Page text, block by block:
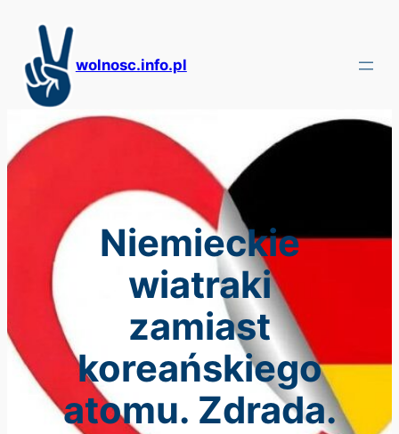
treści
wolnosc.info.pl
Niemieckie
wiatraki
zamiast
koreańskiego
atomu. Zdrada.